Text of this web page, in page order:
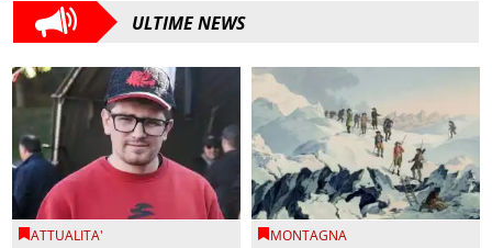
ULTIME NEWS
ATTUALITA' MONTAGNA